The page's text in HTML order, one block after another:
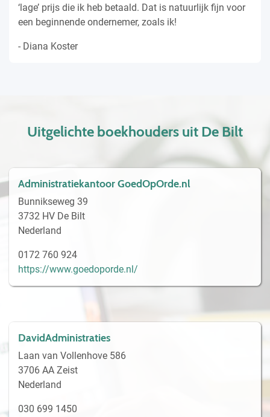
‘lage’ prijs die ik heb betaald. Dat is natuurlijk fijn voor
een beginnende ondernemer, zoals ik!
- Diana Koster
Uitgelichte boekhouders uit De Bilt
Administratiekantoor GoedOpOrde.nl
Bunnikseweg 39
3732 HV De Bilt
Nederland
0172 760 924
https://www.goedoporde.nl/
DavidAdministraties
Laan van Vollenhove 586
3706 AA Zeist
Nederland
030 699 1450